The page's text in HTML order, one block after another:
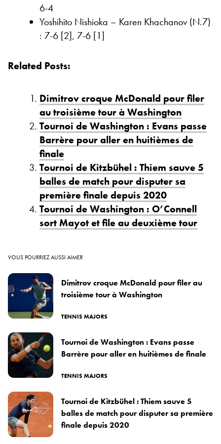
6-4
Yoshihito Nishioka – Karen Khachanov (N.7)
: 7-6 [2], 7-6 [1]
Related Posts:
Dimitrov croque McDonald pour filer
au troisième tour à Washington
Tournoi de Washington : Evans passe
Barrère pour aller en huitièmes de
finale
Tournoi de Kitzbühel : Thiem sauve 5
balles de match pour disputer sa
première finale depuis 2020
Tournoi de Washington : O’Connell
sort Mayot et file au deuxième tour
VOUS POURRIEZ AUSSI AIMER
Dimitrov croque McDonald pour filer au
troisième tour à Washington
TENNIS MAJORS
Tournoi de Washington : Evans passe
Barrère pour aller en huitièmes de finale
TENNIS MAJORS
Tournoi de Kitzbühel : Thiem sauve 5
balles de match pour disputer sa première
finale depuis 2020